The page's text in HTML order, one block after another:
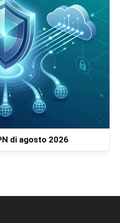
di agosto 2026